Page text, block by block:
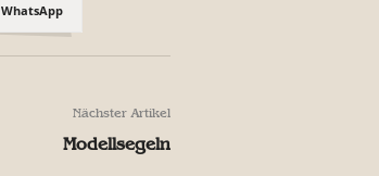
WhatsApp
Nächster Artikel
Modellsegeln